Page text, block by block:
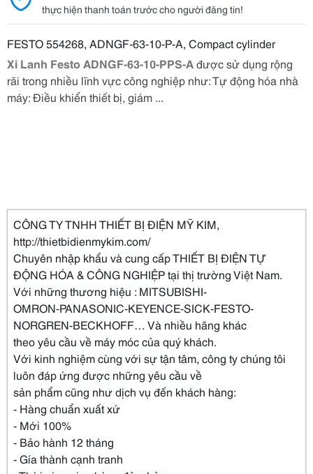
thực hiện thanh toán trước cho người đăng tin!
FESTO 554268, ADNGF-63-10-P-A, Compact cylinder
Xi Lanh Festo ADNGF-63-10-PPS-Ađược sử dụng rộng
rãi trong nhiều lĩnh vực công nghiệp như: Tự động hóa nhà
máy: Điều khiển thiết bị, giám ...
CÔNG TY TNHH THIẾT BỊ ĐIỆN MỸ KIM,
http://thietbidienmykim.com/
Chuyên nhập khẩu và cung cấp THIẾT BỊ ĐIỆN TỰ
ĐỘNG HÓA & CÔNG NGHIỆP tại thị trường Việt Nam.
Với những thương hiệu : MITSUBISHI-
OMRON-PANASONIC-KEYENCE-SICK-FESTO-
NORGREN-BECKHOFF… Và nhiều hãng khác
theo yêu cầu về máy móc của quý khách.
Với kinh nghiệm cùng với sự tận tâm, công ty chúng tôi
luôn đáp ứng được những yêu cầu về
sản phẩm cũng như dịch vụ đến khách hàng:
- Hàng chuẩn xuất xứ
- Mới 100%
- Bảo hành 12 tháng
- Gía thành cạnh tranh